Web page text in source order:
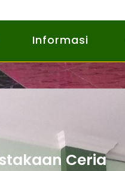
Informasi
Ceria